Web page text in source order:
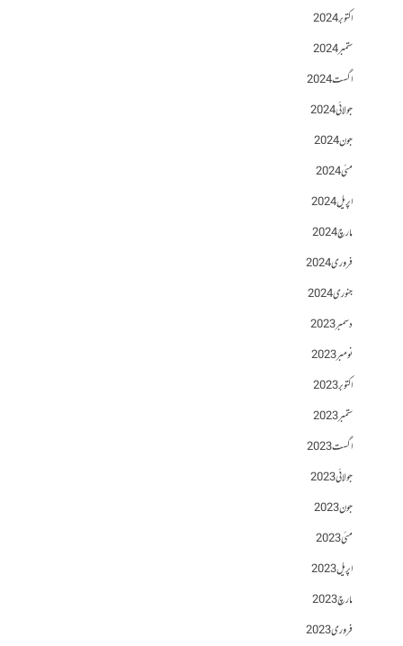
اکتوبر 2024
ستمبر 2024
اگست 2024
جولائی 2024
جون 2024
مئی 2024
اپریل 2024
مارچ 2024
فروری 2024
جنوری 2024
دسمبر 2023
نومبر 2023
اکتوبر 2023
ستمبر 2023
اگست 2023
جولائی 2023
جون 2023
مئی 2023
اپریل 2023
مارچ 2023
فروری 2023